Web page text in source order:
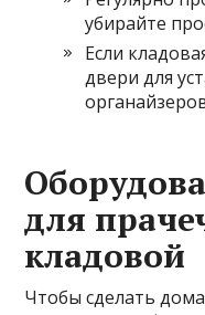
убирайте
Если
двери для
для
кладовой
Чтобы сделать